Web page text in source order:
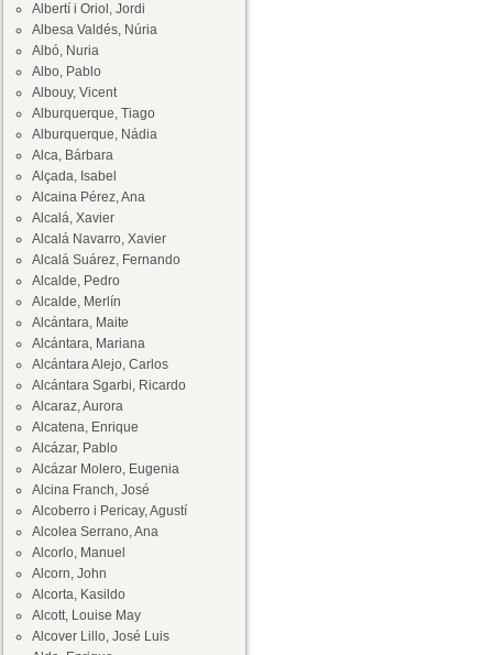
Albertí i Oriol, Jordi
Albesa Valdés, Núria
Albó, Nuria
Albo, Pablo
Albouy, Vicent
Alburquerque, Tiago
Alburquerque, Nádia
Alca, Bárbara
Alçada, Isabel
Alcaina Pérez, Ana
Alcalá, Xavier
Alcalá Navarro, Xavier
Alcalá Suárez, Fernando
Alcalde, Pedro
Alcalde, Merlín
Alcántara, Maite
Alcántara, Mariana
Alcántara Alejo, Carlos
Alcántara Sgarbi, Ricardo
Alcaraz, Aurora
Alcatena, Enrique
Alcázar, Pablo
Alcázar Molero, Eugenia
Alcina Franch, José
Alcoberro i Pericay, Agustí
Alcolea Serrano, Ana
Alcorlo, Manuel
Alcorn, John
Alcorta, Kasildo
Alcott, Louise May
Alcover Lillo, José Luis